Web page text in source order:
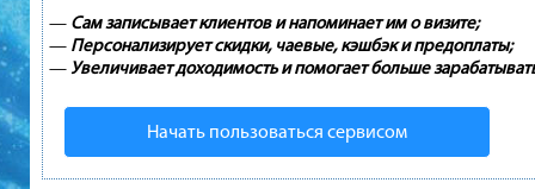
— Сам записывает клиентов и напоминает им о визите;
— Персонализирует скидки, чаевые, кэшбэк и предоплаты;
—Увеличивает доходимость и помогает больше
Начать пользоваться сервисом